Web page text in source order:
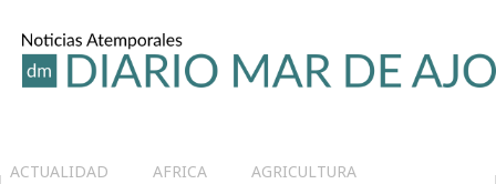
ACTUALIDAD AFRICA AGRICULTURA